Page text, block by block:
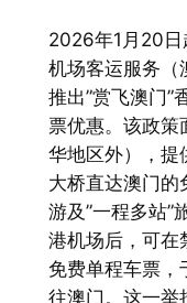
2026年1月20日
机场客运服务（
推出”赏飞澳门”
票优惠。该政策
华地区外），提
大桥直达澳门的
游及”一程多站”
港机场后，可在
免费单程车票，
往澳门。这一举